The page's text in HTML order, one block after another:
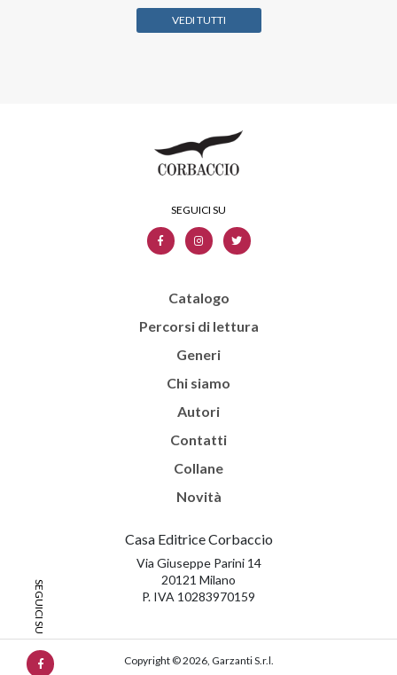
VEDI TUTTI
Catalogo
Percorsi di lettura
Generi
Chi siamo
Autori
Contatti
Collane
Novità
Casa Editrice Corbaccio
Via Giuseppe Parini 14
20121 Milano
P. IVA 10283970159
Copyright © 2026, Garzanti S.r.l.